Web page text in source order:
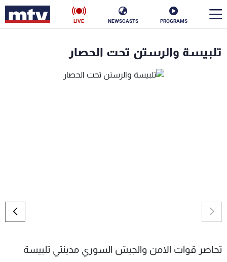
PROGRAMS
NEWSCASTS
LIVE
تلبيسة والرستن تحت الحصار
تحاصر قوات الامن والجيش السوري مدينتي تلبيسة
البرامج
جدول البرامج
الترددات